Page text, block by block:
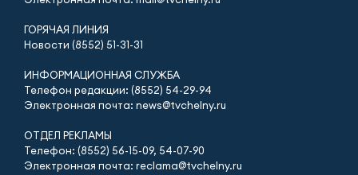
ГОРЯЧАЯ ЛИНИЯ
Новости (8552) 51-31-31
ИНФОРМАЦИОННАЯ СЛУЖБА
Телефон редакции: (8552) 54-29-94
Электронная почта: news@tvchelny.ru
ОТДЕЛ РЕКЛАМЫ
Телефон: (8552) 56-15-09, 54-07-90
Электронная почта: reclama@tvchelny.ru